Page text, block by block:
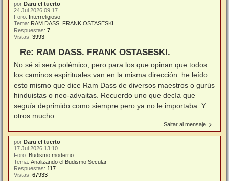
por Daru el tuerto
24 Jul 2026 09:17
Foro: Interreligioso
Tema: RAM DASS. FRANK OSTASESKI.
Respuestas: 7
Vistas: 3993
Re: RAM DASS. FRANK OSTASESKI.
No sé si será polémico, pero para los que opinan que todos
los caminos espirituales van en la misma dirección: he leído
esto mismo que dice Ram Dass de diversos maestros o gurús
hinduistas o neo-advaitas. Recuerdo uno que decía que
seguía deprimido como siempre pero ya no le importaba. Y
otros mucho...
Saltar al mensaje
por Daru el tuerto
17 Jul 2026 13:10
Foro: Budismo moderno
Tema: Analizando el Budismo Secular
Respuestas: 117
Vistas: 67933